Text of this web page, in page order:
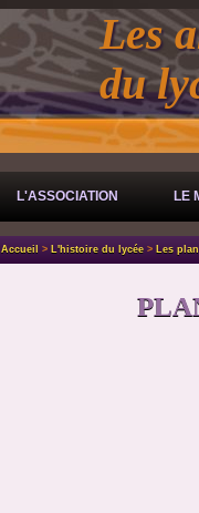
Les
du
L'ASSOCIATION LE
Accueil > L'histoire du lycée > Les